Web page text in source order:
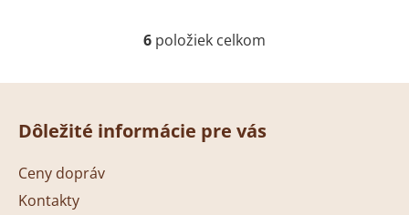
O
l
d
a
6 položiek celkom
Z
Dôležité informácie pre vás
Ceny dopráv
Kontakty